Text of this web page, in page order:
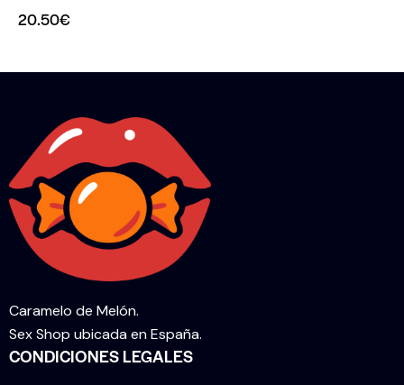
20.50€
Caramelo de Melón.
Sex Shop ubicada en España.
CONDICIONES LEGALES